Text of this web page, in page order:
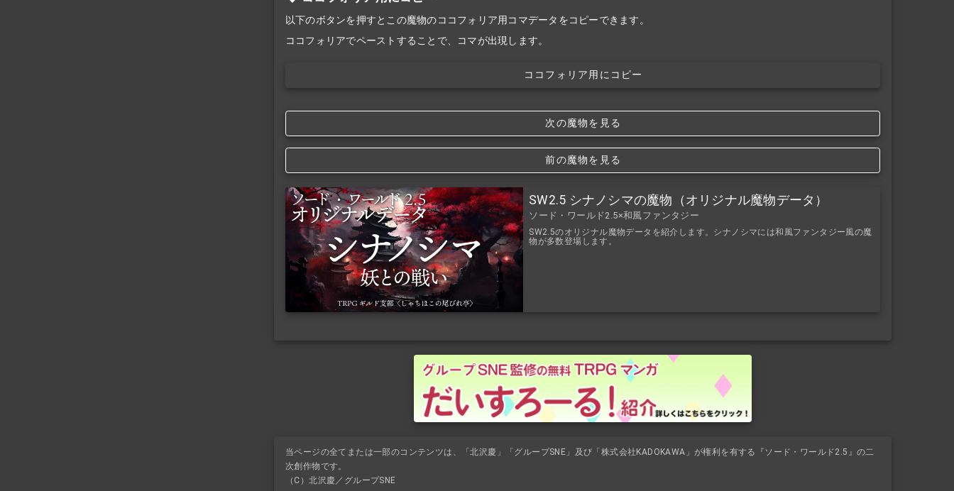
以下のボタンを押すとこの魔物のココフォリア用コマデータをコピーできます。
ココフォリアでペーストすることで、コマが出現します。
ココフォリア用にコピー
次の魔物を見る
前の魔物を見る
SW2.5 シナノシマの魔物（オリジナル魔物データ）
ソード・ワールド2.5×和風ファンタジー
SW2.5のオリジナル魔物データを紹介します。シナノシマには和風ファンタジー風の魔
物が多数登場します。
当ページの全てまたは一部のコンテンツは、「北沢慶」「グループSNE」及び「株式会社KADOKAWA」が権利を有する『ソード・ワールド2.5』の二
次創作物です。
（C）北沢慶／グループSNE